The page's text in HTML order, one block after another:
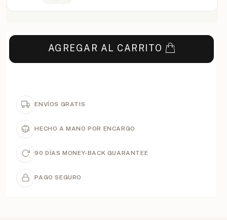
AGREGAR AL CARRITO
ENVÍOS GRATIS
HECHO A MANO POR ENCARGO
90 DÍAS MONEY-BACK GUARANTEE
PAGO SEGURO